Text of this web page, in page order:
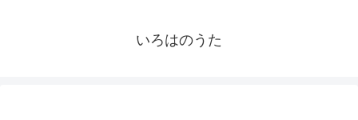
いろはのうた